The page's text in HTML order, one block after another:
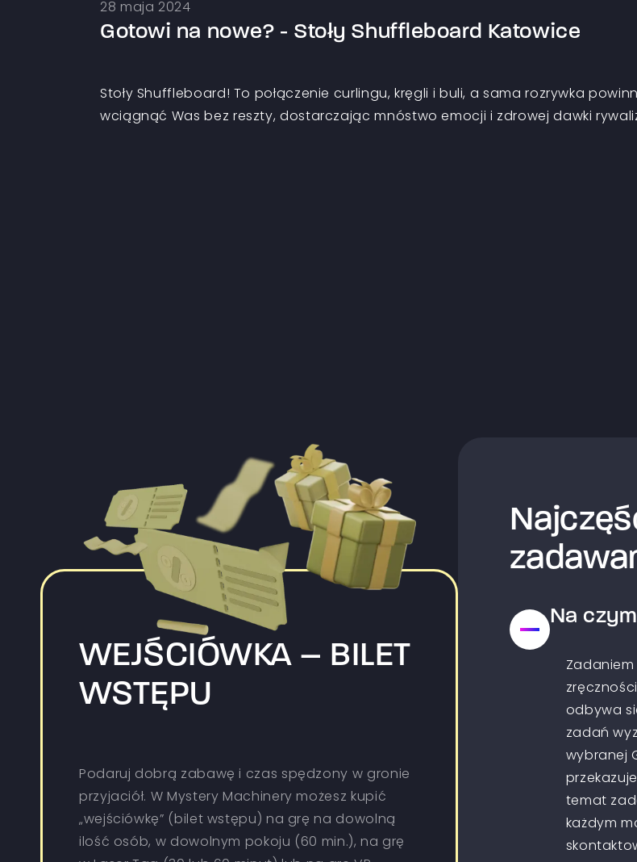
28 maja 2024
Gotowi na nowe? - Stoły Shuffleboard Katowice
Stoły Shuffleboard! To połączenie curlingu, kręgli i buli, a sama rozrywka
wciągnąć Was bez reszty, dostarczając mnóstwo emocji i zdrowej dawki
WEJŚCIÓWKA – BILET
WSTĘPU
Podaruj dobrą zabawę i czas spędzony w gronie
przyjaciół. W Mystery Machinery możesz kupić
„wejściówkę” (bilet wstępu) na grę na dowolną
ilość osób, w dowolnym pokoju (60 min.), na grę
Na
odbywa
zadań
wybranej
temat
każdym